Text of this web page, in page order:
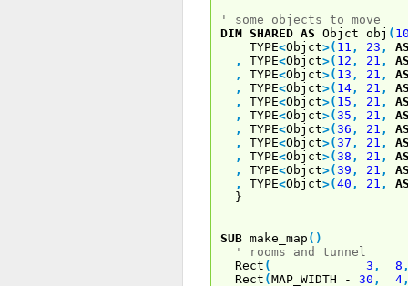
' some objects to move
DIM SHARED AS Objct obj (
TYPE<Objct>( 11 , 23 ,
,
TYPE<Objct>( 12 , 21 ,
,
TYPE<Objct>( 13 , 21 ,
,
TYPE<Objct>( 14 , 21 ,
,
TYPE<Objct>( 15 , 21 ,
,
TYPE<Objct>(35 , 21 ,
,
TYPE<Objct>(36 , 21 ,
,
TYPE<Objct>(37 , 21 ,
,
TYPE<Objct>(38 , 21 ,
,
TYPE<Objct>(39 , 21 ,
,
TYPE<Objct>(40 , 21 ,
}
SUB make_map ( )
' rooms and tunnel
Rect ( 3 , 8
Rect (MAP_WIDTH - 30 , 4